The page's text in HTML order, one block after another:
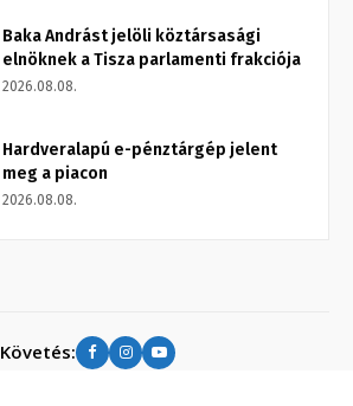
Baka Andrást jelöli köztársasági
elnöknek a Tisza parlamenti frakciója
2026.08.08.
Hardveralapú e-pénztárgép jelent
meg a piacon
2026.08.08.
Követés: